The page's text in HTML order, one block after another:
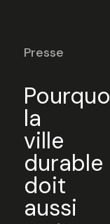
Presse
la
ville
durable
doit
aussi